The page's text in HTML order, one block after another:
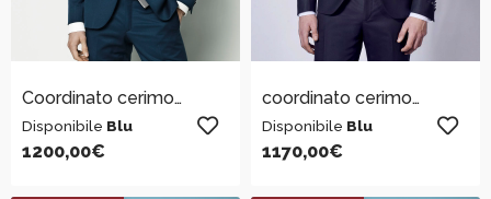
Coordinato cerimonia uomo
Disponibile Blu
1200,00€
coordinato cerimonia
Disponibile Blu
1170,00€